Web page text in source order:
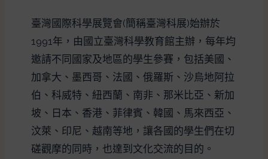
臺灣國際科學展覽會(簡稱臺灣科展)始辦於
1991年，由國立臺灣科學教育館主辦，每年均
邀請不同國家及地區的學生參賽，包括美國、
加拿大、墨西哥、法國、俄羅斯、沙烏地阿拉
伯、科威特、紐西蘭、南非、那米比亞、新加
坡、日本、香港、菲律賓、韓國、馬來西亞、
汶萊、印尼、越南等地，讓各國的學生們在切
磋觀摩的同時，也達到文化交流的目的。